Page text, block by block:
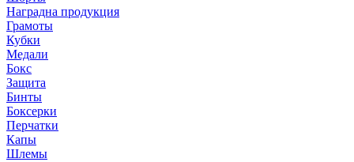
Наградна продукция
Грамоты
Кубки
Медали
Бокс
Защита
Бинты
Боксерки
Перчатки
Капы
Шлемы